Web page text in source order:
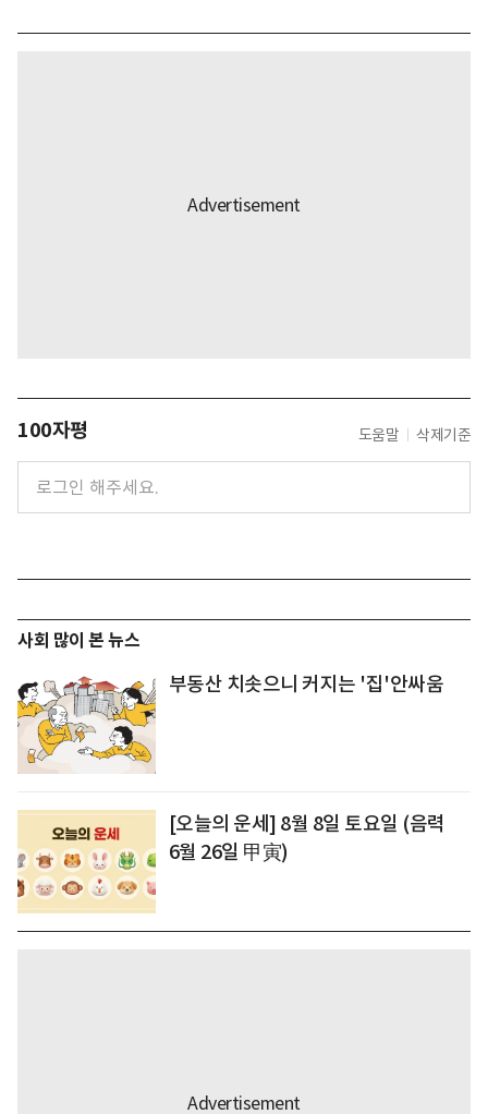
100자평 도움말 삭제기준
사회 많이 본 뉴스
부동산 치솟으니 커지는 '집'안싸움
[오늘의 운세] 8월 8일 토요일 (음력
6월 26일 甲寅)